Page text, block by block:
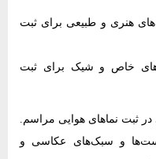
هنری و طبیعی برای ثبت
خاص و شیک برای ثبت
ثبت نماهای هوایی مراسم.
و سبک‌های عکاسی و